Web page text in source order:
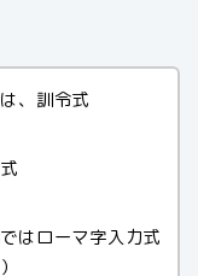
、訓令式
はローマ字入力式